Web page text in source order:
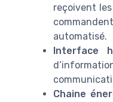
reçoivent
automatisé.
Interface
Chaine